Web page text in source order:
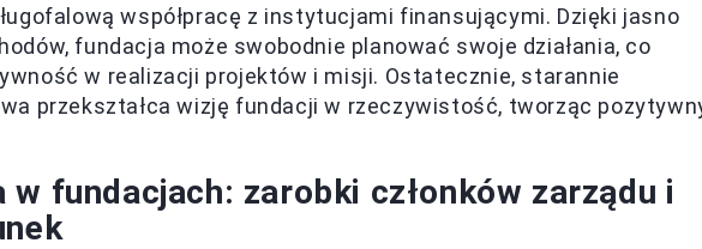
współpracę z instytucjami finansującymi. Dzięki jasno
fundacja może swobodnie planować swoje działania, co
w realizacji projektów i misji. Ostatecznie, starannie
przekształca wizję fundacji w rzeczywistość, tworząc
w fundacjach: zarobki członków zarządu i